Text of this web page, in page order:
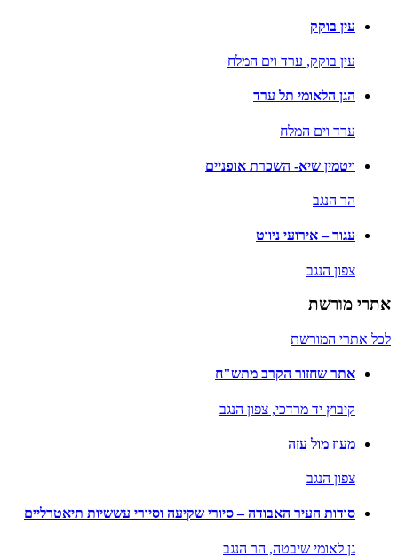
עין בוקק
עין בוקק, ערד וים המלח
הגן הלאומי תל ערד
ערד וים המלח
ויטמין שיא- השכרת אופניים
הר הנגב
עגור – אירועי ניווט
צפון הנגב
אתרי מורשת
לכל אתרי המורשת
אתר שחזור הקרב מתש"ח
קיבוץ יד מרדכי, צפון הנגב
מעוז מול עזה
צפון הנגב
סודות העיר האבודה – סיורי שקיעה וסיורי עששיות תיאטרליים
גן לאומי שיבטה, הר הנגב